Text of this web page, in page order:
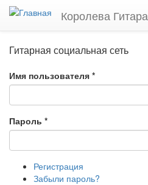
Перейти
Королева Гитара
Гитарная социальная сеть
Имя пользователя *
Пароль *
Регистрация
Забыли пароль?